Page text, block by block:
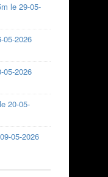
le 29-05-
05-2026
05-2026
20-05-
05-2026